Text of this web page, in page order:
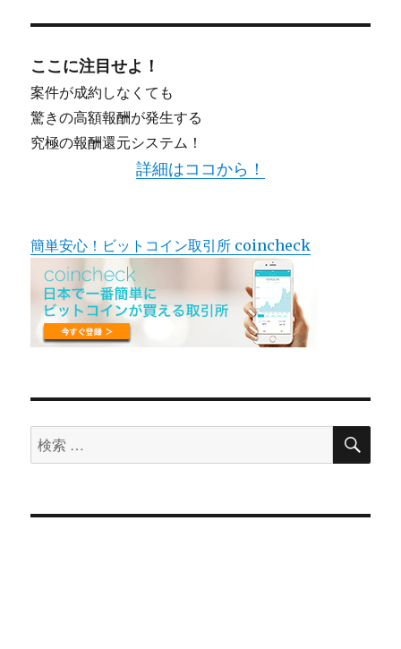
ここに注目せよ！
案件が成約しなくても
驚きの高額報酬が発生する
究極の報酬還元システム！
詳細はココから！
簡単安心！ビットコイン取引所 coincheck
検
索
象:
検